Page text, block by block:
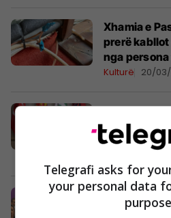
Xhamia e
prerë
nga
Kulturë 20/
Fetahu:
duhet të
njëri-tjetrin
ASH-
"kultura
Telegrafi asks for
your personal data